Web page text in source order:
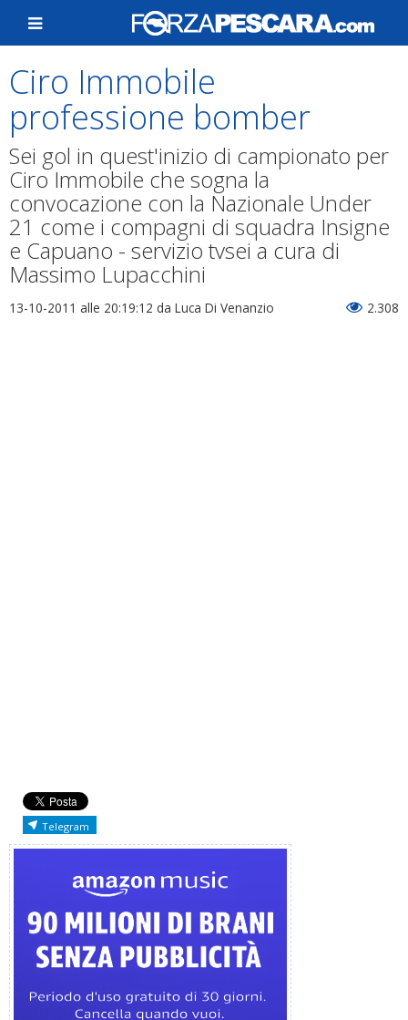
Ciro Immobile
professione bomber
Sei gol in quest'inizio di campionato per
Ciro Immobile che sogna la
convocazione con la Nazionale Under
21 come i compagni di squadra Insigne
e Capuano - servizio tvsei a cura di
Massimo Lupacchini
13-10-2011 alle 20:19:12 da Luca Di Venanzio 2.308
Telegram